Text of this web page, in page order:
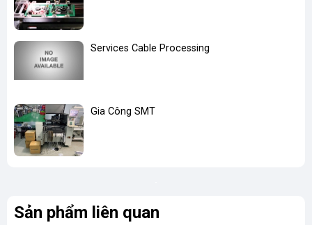
Services Cable Processing
Gia Công SMT
Sản phẩm liên quan